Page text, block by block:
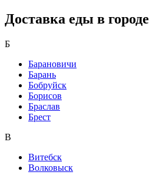
Доставка еды в городе
Б
Барановичи
Барань
Бобруйск
Борисов
Браслав
Брест
В
Витебск
Волковыск